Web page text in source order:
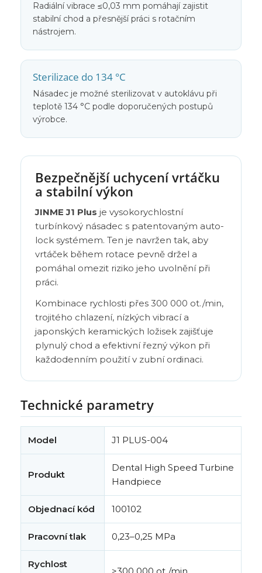
Radiální vibrace ≤0,03 mm pomáhají zajistit
stabilní chod a přesnější práci s rotačním
nástrojem.
Sterilizace do 134 °C
Násadec je možné sterilizovat v autoklávu při
teplotě 134 °C podle doporučených postupů
výrobce.
Bezpečnější uchycení vrtáčku
a stabilní výkon
JINME J1 Plus je vysokorychlostní
turbínkový násadec s patentovaným auto-
lock systémem. Ten je navržen tak, aby
vrtáček během rotace pevně držel a
pomáhal omezit riziko jeho uvolnění při
práci.
Kombinace rychlosti přes 300 000 ot./min,
trojitého chlazení, nízkých vibrací a
japonských keramických ložisek zajišťuje
plynulý chod a efektivní řezný výkon při
každodenním použití v zubní ordinaci.
Technické parametry
Model J1 PLUS-004
Produkt
Dental High Speed Turbine
Handpiece
Objednací kód 100102
Pracovní tlak 0,23–0,25 MPa
Rychlost